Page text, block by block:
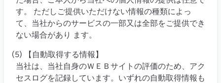
す。 ただしご提供いただけない情報の種類によっ
て、当社からのサービスの一部又は全部をご提供でき
ない場合があり ます。
(5) 【自動取得する情報】
当社は、当社自身のＷＥＢサイトの評価のため、アク
セスログを記録しています。いずれの自動取得情報も